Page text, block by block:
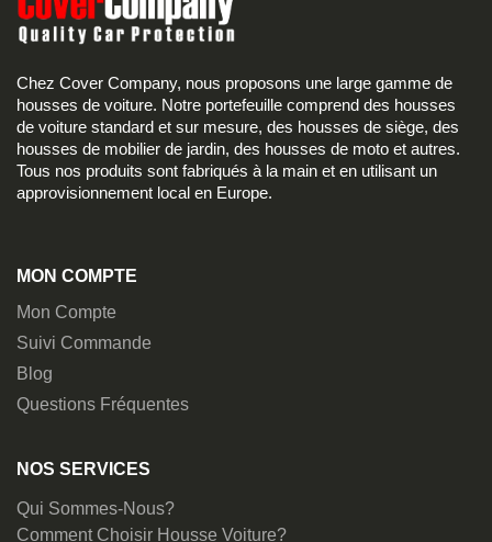
Chez Cover Company, nous proposons une large gamme de
housses de voiture. Notre portefeuille comprend des housses
de voiture standard et sur mesure, des housses de siège, des
housses de mobilier de jardin, des housses de moto et autres.
Tous nos produits sont fabriqués à la main et en utilisant un
approvisionnement local en Europe.
MON COMPTE
Mon Compte
Suivi Commande
Blog
Questions Fréquentes
NOS SERVICES
Qui Sommes-Nous?
Comment Choisir Housse Voiture?